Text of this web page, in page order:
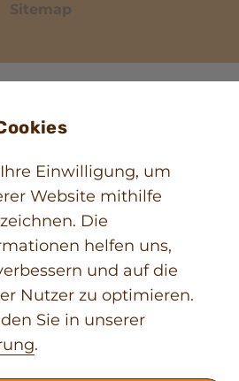
Sitemap
Einwilligung, um
Website mithilfe
Die
helfen uns,
und auf die
Nutzer zu optimieren.
Sie in unserer
.